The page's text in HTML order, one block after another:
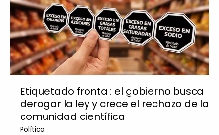
Etiquetado frontal: el gobierno busca
derogar la ley y crece el rechazo de la
comunidad científica
Política